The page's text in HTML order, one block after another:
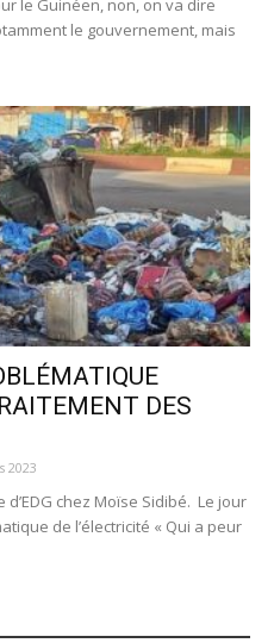
le Guinéen, non, on va dire
le gouvernement, mais
DES
2023
chez Moïse Sidibé. Le jour
de l’électricité « Qui a peur